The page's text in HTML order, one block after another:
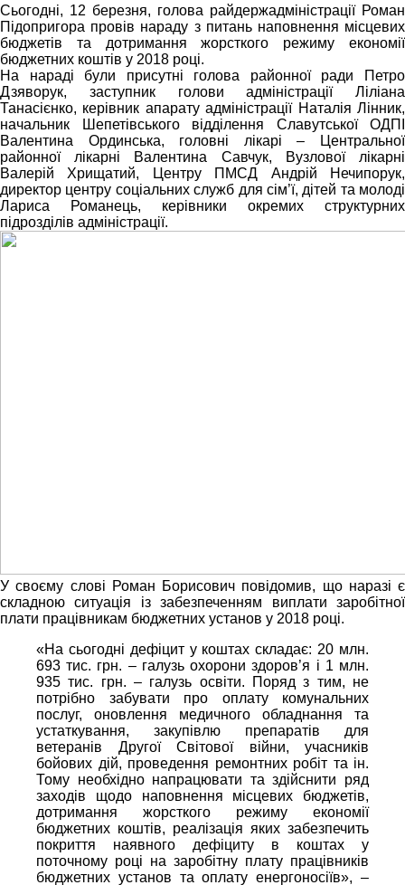
Сьогодні, 12 березня, голова райдержадміністрації Роман
Підопригора провів нараду з питань наповнення місцевих
бюджетів та дотримання жорсткого режиму економії
бюджетних коштів у 2018 році.
На нараді були присутні голова районної ради Петро
Дзяворук, заступник голови адміністрації Ліліана
Танасієнко, керівник апарату адміністрації Наталія Лінник,
начальник Шепетівського відділення Славутської ОДПІ
Валентина Ординська, головні лікарі – Центральної
районної лікарні Валентина Савчук, Вузлової лікарні
Валерій Хрищатий, Центру ПМСД Андрій Нечипорук,
директор центру соціальних служб для сім’ї, дітей та молоді
Лариса Романець, керівники окремих структурних
підрозділів адміністрації.
У своєму слові Роман Борисович повідомив, що наразі є
складною ситуація із забезпеченням виплати заробітної
плати працівникам бюджетних установ у 2018 році.
«На сьогодні дефіцит у коштах складає: 20 млн.
693 тис. грн. – галузь охорони здоров’я і 1 млн.
935 тис. грн. – галузь освіти. Поряд з тим, не
потрібно забувати про оплату комунальних
послуг, оновлення медичного обладнання та
устаткування, закупівлю препаратів для
ветеранів Другої Світової війни, учасників
бойових дій, проведення ремонтних робіт та ін.
Тому необхідно напрацювати та здійснити ряд
заходів щодо наповнення місцевих бюджетів,
дотримання жорсткого режиму економії
бюджетних коштів, реалізація яких забезпечить
покриття наявного дефіциту в коштах у
поточному році на заробітну плату працівників
бюджетних установ та оплату енергоносіїв», –